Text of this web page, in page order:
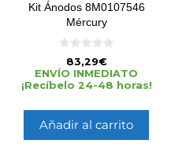
Kit Ánodos 8M0107546
Mércury
d
e
5
83,29€
ENVÍO INMEDIATO
¡Recíbelo 24-48 horas!
Añadir al carrito